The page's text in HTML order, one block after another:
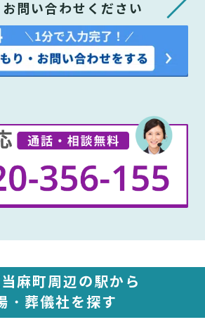
問い合わせください
麻町周辺の駅から
・葬儀社を探す